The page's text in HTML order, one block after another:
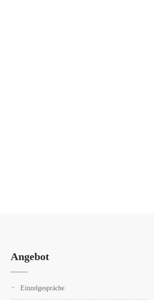
Angebot
Einzelgespräche